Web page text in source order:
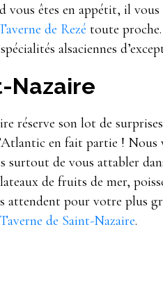
vous êtes en appétit, il
de Rezé toute
alsaciennes
Nazaire
réserve son lot de
en fait partie ! Nous
surtout de vous attabler
de fruits de mer,
attendent pour votre plus
Taverne de Saint-Nazaire.